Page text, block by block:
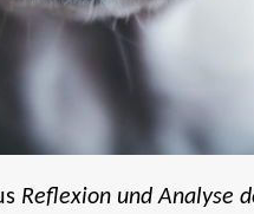
Reflexion und Analyse